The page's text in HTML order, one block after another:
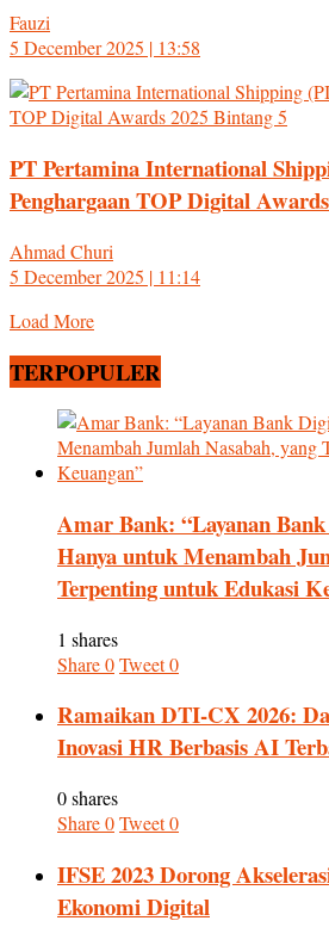
Fauzi
5 December 2025 | 13:58
PT Pertamina International
Penghargaan TOP Digital
Ahmad Churi
5 December 2025 | 11:14
Load More
TERPOPULER
Amar Bank: “Layanan
Hanya untuk Menambah
Terpenting untuk Edukasi
1 shares
Share0Tweet0
Ramaikan DTI-CX 2026:
Inovasi HR Berbasis AI
0 shares
Share0Tweet0
IFSE 2023 Dorong
Ekonomi Digital